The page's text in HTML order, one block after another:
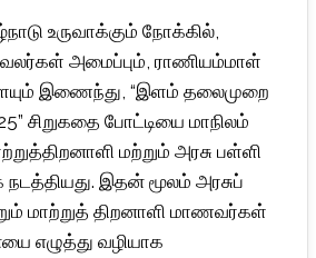
உருவாக்கும் நோக்கில்,
அமைப்பும், ராணியம்மாள்
இணைந்து, “இளம் தலைமுறை
சிறுகதை போட்டியை மாநிலம்
மற்றும் அரசு பள்ளி
இதன் மூலம் அரசுப்
மாற்றுத் திறனாளி மாணவர்கள்
எழுத்து வழியாக